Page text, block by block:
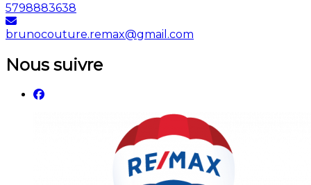
5798883638
brunocouture.remax@gmail.com
Nous suivre